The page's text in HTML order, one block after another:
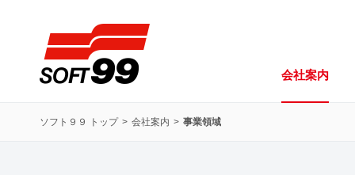
会社案内
ソフト９９ トップ 会社案内 事業領域